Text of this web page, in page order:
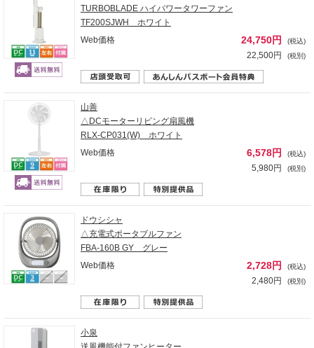
TURBOBLADE ハイパワータワーファン
TF200SJWH ホワイト
Web価格
24,750円 (税込)
22,500円 (税別)
山善
△DCモーターリビング扇風機
RLX-CP031(W) ホワイト
Web価格
6,578円 (税込)
5,980円 (税別)
ドウシシャ
△充電式ポータブルファン
FBA-160B GY グレー
Web価格
2,728円 (税込)
2,480円 (税別)
小泉